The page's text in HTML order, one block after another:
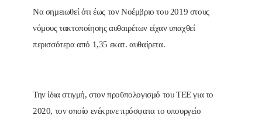
Να σημειωθεί ότι έως τον Νοέμβριο του 2019 στους
νόμους τακτοποίησης αυθαιρέτων είχαν υπαχθεί
περισσότερα από 1,35 εκατ. αυθαίρετα.
Την ίδια στιγμή, στον προϋπολογισμό του ΤΕΕ για το
2020, τον οποίο ενέκρινε πρόσφατα το υπουργείο